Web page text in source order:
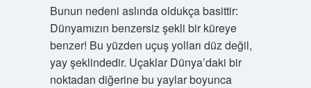
Bunun nedeni aslında oldukça basittir:
Dünyamızın benzersiz şekli bir küreye
benzer! Bu yüzden uçuş yolları düz değil,
yay şeklindedir. Uçaklar Dünya’daki bir
noktadan diğerine bu yaylar boyunca